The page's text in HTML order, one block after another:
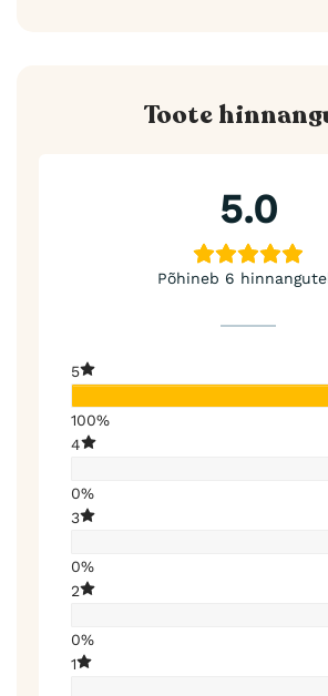
Toote
5.0
Põhineb 6
5
100%
4
0%
3
0%
2
0%
1